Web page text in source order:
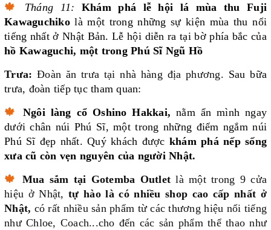
🍁
Tháng 11: Khám phá lễ hội lá mùa thu Fuji
Kawaguchikolà một trong những sự kiện mùa thu nổi
tiếng nhất ở Nhật Bản. Lễ hội diễn ra tại bờ phía bắc của
hồ Kawaguchi, một trong Phú Sĩ Ngũ Hồ
Trưa: Đoàn ăn trưa tại nhà hàng địa phương. Sau bữa
trưa, đoàn tiếp tục tham quan:
🍁
Ngôi làng cổ Oshino Hakkai, nằm ẩn mình ngay
dưới chân núi Phú Sĩ, một trong những điểm ngắm núi
Phú Sĩ đẹp nhất. Quý khách được khám phá nếp sống
xưa cũ còn vẹn nguyên của người Nhật.
🍁
Mua sắm tại Gotemba Outletlà một trong 9 cửa
hiệu ở Nhật,tự hào là có nhiều shop cao cấp nhất ở
Nhật, có rất nhiều sản phẩm từ các thương hiệu nổi tiếng
như Chloe, Coach...cho đến các sản phẩm thể thao như